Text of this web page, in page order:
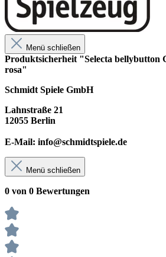
Menü schließen
Produktsicherheit "Selecta bellybutton
rosa"
Schmidt Spiele GmbH
Lahnstraße 21
12055 Berlin
E-Mail: info@schmidtspiele.de
Menü schließen
0 von 0 Bewertungen